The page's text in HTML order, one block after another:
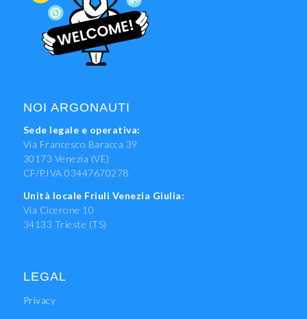
NOI ARGONAUTI
Sede legale e operativa:
Via Francesco Baracca 39
30173 Venezia (VE)
CF/P.IVA 03447670278
Unità locale Friuli Venezia Giulia:
Via Cicerone 10
34133 Trieste (TS)
LEGAL
Privacy